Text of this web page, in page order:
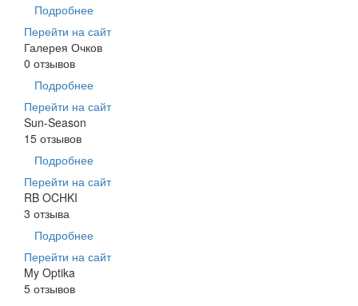
Подробнее
Перейти на сайт
Галерея Очков
0 отзывов
Подробнее
Перейти на сайт
Sun-Season
15 отзывов
Подробнее
Перейти на сайт
RB OCHKI
3 отзыва
Подробнее
Перейти на сайт
My Optika
5 отзывов